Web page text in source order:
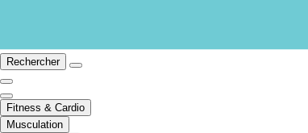
Rechercher
Fitness & Cardio
Musculation